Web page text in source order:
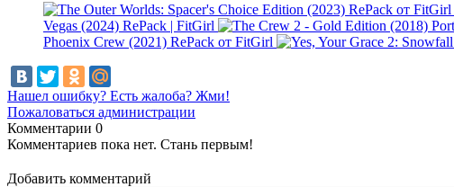
Vegas (2024) RePack | FitGirl
Phoenix Crew (2021) RePack от FitGirl
Нашел ошибку? Есть жалоба? Жми!
Пожаловаться администрации
Комментарии 0
Комментариев пока нет. Стань первым!
Добавить комментарий